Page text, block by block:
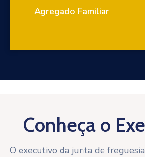
Agregado Familiar
Conheça o
O executivo da junta de